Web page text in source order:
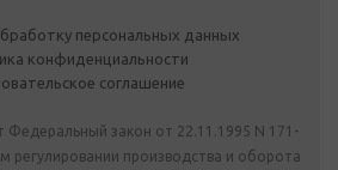
персональных данных
конфиденциальности
соглашение
Федеральный закон от 22.11.1995 N 171-
регулировании производства и оборота